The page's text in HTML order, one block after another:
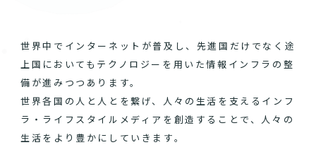
世界中でインターネットが普及し、先進国だけでなく途
上国においてもテクノロジーを用いた情報インフラの整
備が進みつつあります。
世界各国の人と人とを繋げ、人々の生活を支えるインフ
ラ・ライフスタイルメディアを創造することで、人々の
生活をより豊かにしていきます。